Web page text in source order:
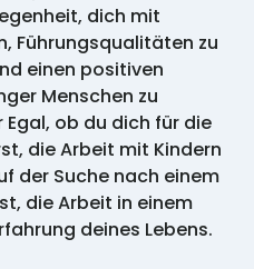
dich mit
Führungsqualitäten zu
einen positiven
Menschen zu
ob du dich für die
die Arbeit mit Kindern
der Suche nach einem
die Arbeit in einem
deines Lebens.